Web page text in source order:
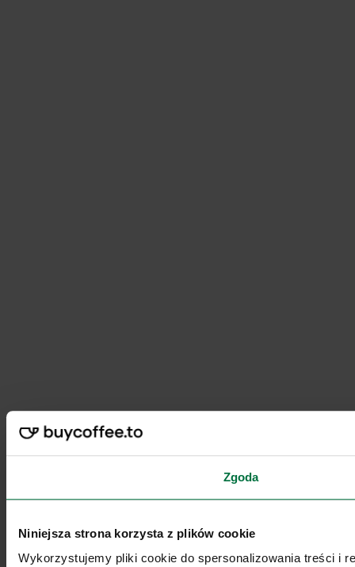
Zgoda
Niniejsza strona korzysta z plików cookie
Wykorzystujemy pliki cookie do spersonalizowania treści i